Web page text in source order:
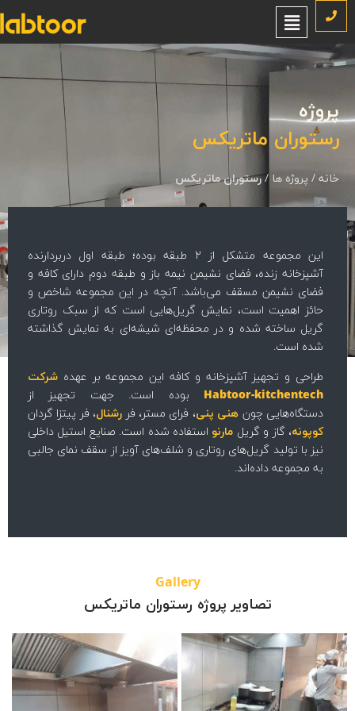
ماتریکس
/پروژه ها/ رستوران ماتریکس
این مجموعه متشکل از ۲ طبقه بوده؛ طبقه اول دربردارنده
آشپزخانه زنده، فضای نشیمن نیمه باز و طبقه دوم دارای کافه و
فضای نشیمن مسقف می‌باشد. آنچه در این مجموعه شاخص و
حائز اهمیت است، نمایش گریل‌هایی است که از سبک روتاری
گریل ساخته شده و در محفظه‌ای شیشه‌ای به نمایش گذاشته
شده است.
طراحی و تجهیز آشپزخانه و کافه این مجموعه بر عهدهشرکت
Habtoor-kitchentechبوده است. جهت تجهیز از
دستگاه‌هایی چونهنی پنی ، فرای مستر، فررشنال، فر پیتزا گردان
کوپونه، گاز و گریلمارنو استفاده شده است. صنایع استیل داخلی
نیز با تولید گریل‌های روتاری و شلف‌های آویز از سقف نمای جالبی
به مجموعه داده‌اند.
Gallery
تصاویر پروژه رستوران ماتریکس
رستوران ماتریکس